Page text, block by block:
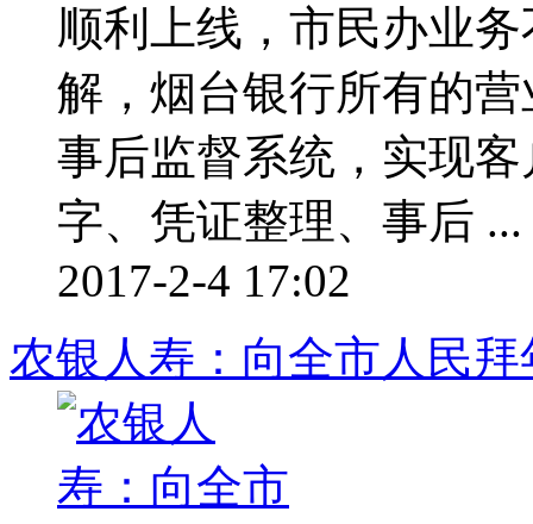
顺利上线，市民办业
解，烟台银行所有的
事后监督系统，实现
字、凭证整理、事后 ...
2017-2-4 17:02
农银人寿：向全市人民拜